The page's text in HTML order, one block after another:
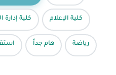
كلية الإعلام كلية إدارة
رياضة هام جداً